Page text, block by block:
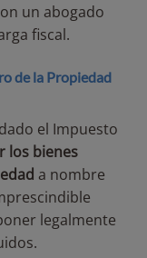
un abogado
fiscal.
de la Propiedad
el Impuesto
los bienes
a nombre
legalmente